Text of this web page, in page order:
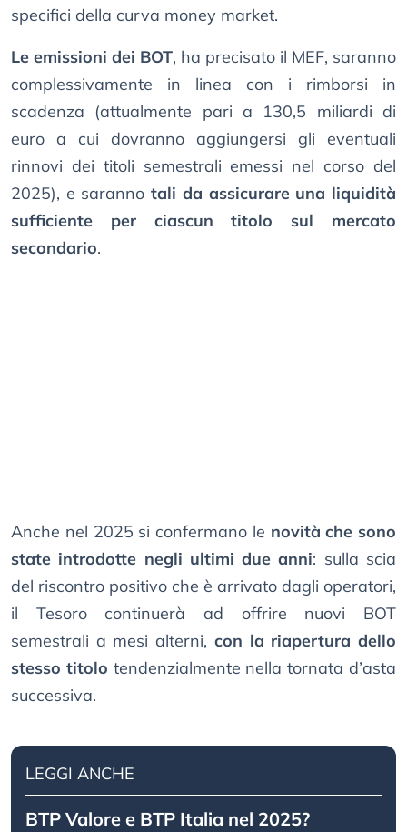
specifici della curva money market.
Le emissioni dei BOT, ha precisato il MEF, saranno
complessivamente in linea con i rimborsi in
scadenza (attualmente pari a 130,5 miliardi di
euro a cui dovranno aggiungersi gli eventuali
rinnovi dei titoli semestrali emessi nel corso del
2025), e sarannotali da assicurare una liquidità
sufficiente per ciascun titolo sul mercato
secondario.
Anche nel 2025 si confermano le novità che sono
state introdotte negli ultimi due anni: sulla scia
del riscontro positivo che è arrivato dagli operatori,
il Tesoro continuerà ad offrire nuovi BOT
semestrali a mesi alterni, con la riapertura dello
stesso titolo tendenzialmente nella tornata d’asta
successiva.
LEGGI ANCHE
BTP Valore e BTP Italia nel 2025?